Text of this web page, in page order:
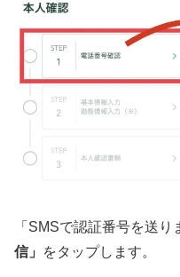
「SMSで認証番号を送
信」
をタップします。